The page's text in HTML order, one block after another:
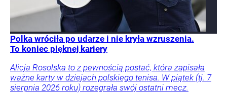
Polka wróciła po udarze i nie kryła wzruszenia.
To koniec pięknej kariery
Alicja Rosolska to z pewnością postać, która zapisała
ważne karty w dziejach polskiego tenisa. W piątek (tj. 7
sierpnia 2026 roku) rozegrała swój ostatni mecz.